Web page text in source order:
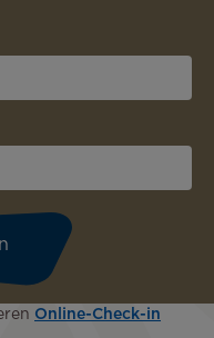
Online-Check-in